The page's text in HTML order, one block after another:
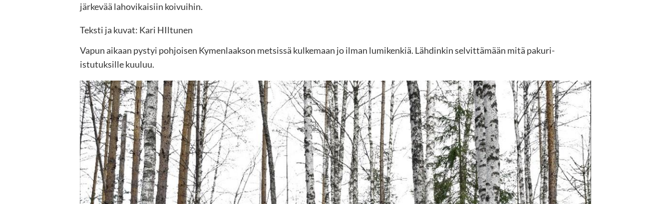
järkevää lahovikaisiin koivuihin.
Teksti ja kuvat: Kari HIltunen
Vapun aikaan pystyi pohjoisen Kymenlaakson metsissä kulkemaan jo ilman lumikenkiä. Lähdinkin selvittämään mitä pakuri-
istutuksille kuuluu.